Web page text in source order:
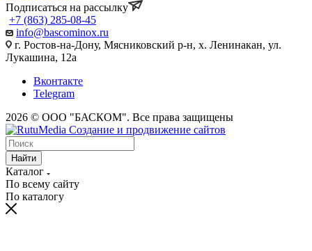
Подписаться на рассылку
+7 (863) 285-08-45
info@bascominox.ru
г. Ростов-на-Дону, Мясниковский р-н, х. Ленинакан, ул.
Лукашина, 12а
Вконтакте
Telegram
2026 © ООО "БАСКОМ". Все права защищены
Найти
Каталог
По всему сайту
По каталогу